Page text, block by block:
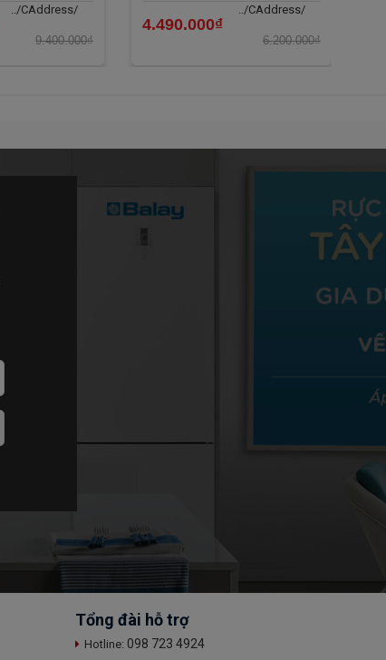
../CAddress/
9.400.000₫
../CAddress/
4.490.000₫
6.200.000₫
Tổng đài hỗ trợ
Hotline: 098 723 4924